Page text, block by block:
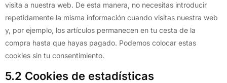
visita a nuestra web. De esta manera, no necesitas introducir
repetidamente la misma información cuando visitas nuestra web
y, por ejemplo, los artículos permanecen en tu cesta de la
compra hasta que hayas pagado. Podemos colocar estas
cookies sin tu consentimiento.
5.2 Cookies de estadísticas